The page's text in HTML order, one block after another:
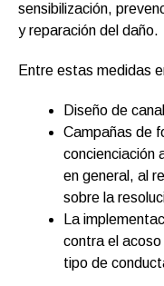
sensibilización,
y reparación del daño.
Entre estas medidas
Diseño de
Campañas de
concienciación
en general, al
sobre la
La
contra el
tipo de